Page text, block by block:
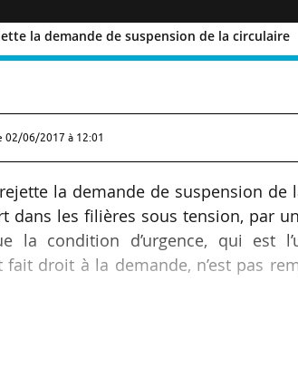
la demande de suspension de la circulaire
rejette la demande de
02/06/2017 à 12:01
la demande de suspension de
dans les filières sous tension, par
la condition d’urgence, qui est
droit à la demande, n’est pas